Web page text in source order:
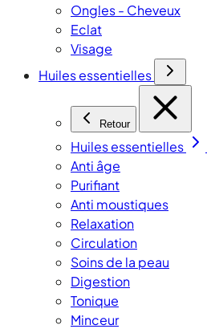
Ongles - Cheveux
Eclat
Visage
Huiles essentielles
Retour
Huiles essentielles
Anti âge
Purifiant
Anti moustiques
Relaxation
Circulation
Soins de la peau
Digestion
Tonique
Minceur